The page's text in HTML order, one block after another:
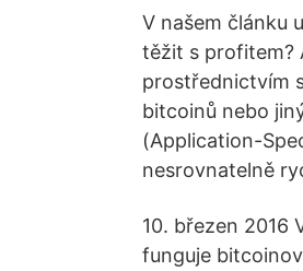
V našem článku
těžit s profitem?
prostřednictvím
bitcoinů nebo
(Application-
nesrovnatelně
10. březen 2016
funguje